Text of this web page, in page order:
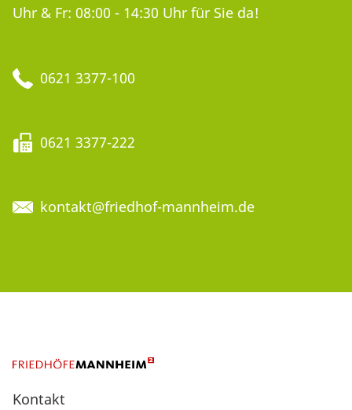
Uhr & Fr: 08:00 - 14:30 Uhr für Sie da!
0621 3377-100
0621 3377-222
kontakt@friedhof-mannheim.de
Kontakt